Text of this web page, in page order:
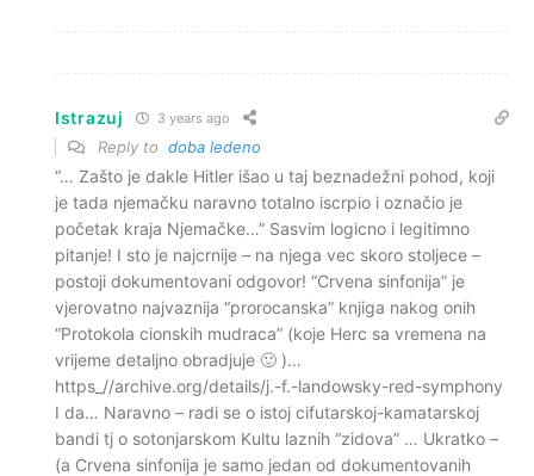
Istrazuj 3 years ago
Reply to doba ledeno
“… Zašto je dakle Hitler išao u taj beznadežni pohod, koji
je tada njemačku naravno totalno iscrpio i označio je
početak kraja Njemačke…” Sasvim logicno i legitimno
pitanje! I sto je najcrnije – na njega vec skoro stoljece –
postoji dokumentovani odgovor! “Crvena sinfonija” je
vjerovatno najvaznija “prorocanska” knjiga nakog onih
“Protokola cionskih mudraca” (koje Herc sa vremena na
vrijeme detaljno obradjuje 🙂 )…
https_//archive.org/details/j.-f.-landowsky-red-symphony
I da… Naravno – radi se o istoj cifutarskoj-kamatarskoj
bandi tj o sotonjarskom Kultu laznih “zidova” … Ukratko –
(a Crvena sinfonija je samo jedan od dokumentovanih